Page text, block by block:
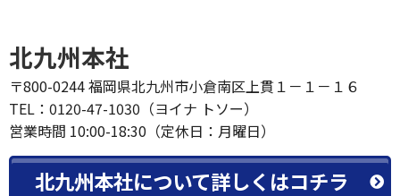
北九州本社
〒800-0244 福岡県北九州市小倉南区上貫１－１－１６
TEL：0120-47-1030（ヨイナ トソー）
営業時間 10:00-18:30（定休日：月曜日）
北九州本社について詳しくはコチラ